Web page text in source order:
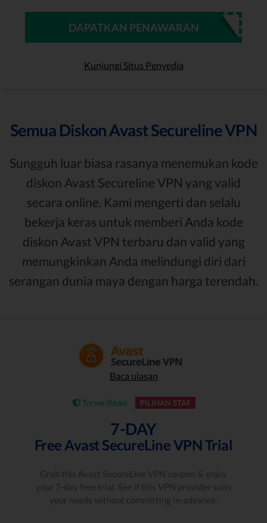
DAPATKAN PENAWARAN
Kunjungi Situs Penyedia
Semua Diskon Avast Secureline VPN
Sungguh luar biasa rasanya menemukan kode
diskon Avast Secureline VPN yang valid
secara online. Kami mengerti dan selalu
bekerja keras untuk memberi Anda kode
diskon Avast VPN terbaru dan valid yang
memungkinkan Anda melindungi diri dari
serangan dunia maya dengan harga terendah.
Baca ulasan
Terverifikasi PILIHAN STAF
7-DAY
Free Avast SecureLine VPN Trial
Grab this Avast SecureLine VPN coupon & enjoy
your 7-day free trial. See if this VPN provider suits
your needs without committing in-advance.